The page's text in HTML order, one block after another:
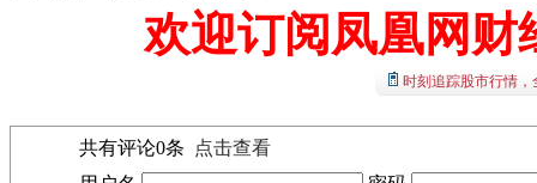
欢迎订阅凤凰网财
时刻追踪股市行情
共有评论0条
点击查看